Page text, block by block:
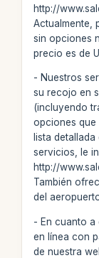
http://
Actualmente,
sin opciones
precio es de
- Nuestros
su recojo en
(incluyendo
opciones que
lista
servicios, le
http://
También
del
- En cuanto
en línea con
de nuestra